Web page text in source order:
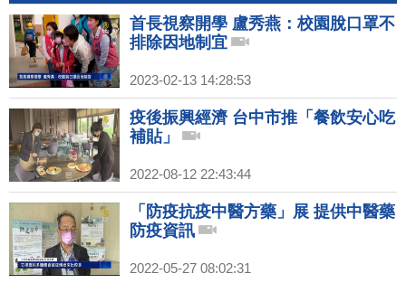
首長視察開學 盧秀燕：校園脫口罩不
排除因地制宜
2023-02-13 14:28:53
疫後振興經濟 台中市推「餐飲安心吃
補貼」
2022-08-12 22:43:44
「防疫抗疫中醫方藥」展 提供中醫藥
防疫資訊
2022-05-27 08:02:31